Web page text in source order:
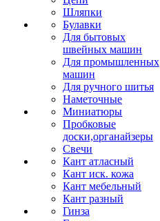
Шляпки
Булавки
Для бытовых
швейных машин
Для промышленных
машин
Для ручного шитья
Наметочные
Миниатюры
Пробковые
доски,органайзеры
Свечи
Кант атласный
Кант иск. кожа
Кант мебельный
Кант разный
Гинза